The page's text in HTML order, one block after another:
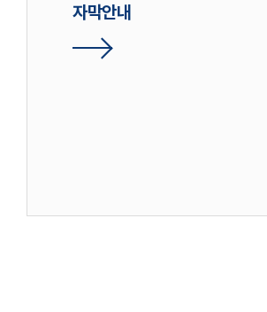
자막안내